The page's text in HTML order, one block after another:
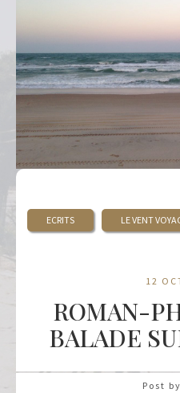
ECRITS LE VENT
12
ROMAN-
BALADE
Post by